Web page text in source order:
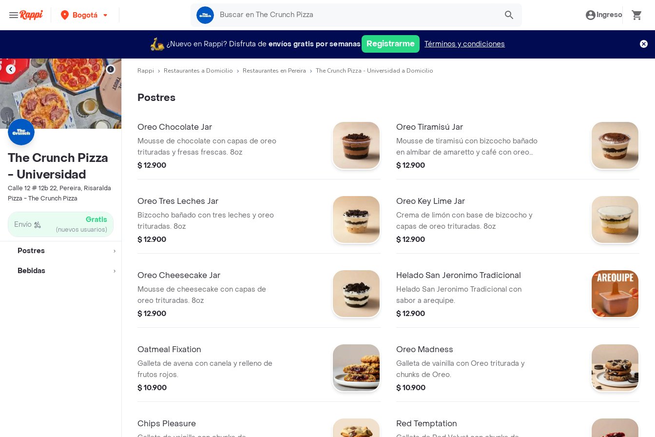
Bogotá Ingreso
¿Nuevo en Rappi? Disfruta de envíos gratis por semanas Registrarme Términos y condiciones
The Crunch Pizza
- Universidad
Calle 12 # 12b 22, Pereira, Risaralda
Pizza - The Crunch Pizza
Envío Gratis
(nuevos usuarios)
Postres
Bebidas
Rappi Restaurantes a Domicilio Restaurantes en Pereira The Crunch Pizza - Universidad a Domicilio
Postres
Oreo Chocolate Jar
Mousse de chocolate con capas de oreo
trituradas y fresas frescas. 8oz
$ 12.900
Oreo Tiramisú Jar
Mousse de tiramisú con bizcocho bañado
en almíbar de amaretto y café con oreo
trituradas. 8oz
$ 12.900
Oreo Tres Leches Jar
Bizcocho bañado con tres leches y oreo
trituradas. 8oz
$ 12.900
Oreo Key Lime Jar
Crema de limón con base de bizcocho y
capas de oreo trituradas. 8oz
$ 12.900
Oreo Cheesecake Jar
Mousse de cheesecake con capas de
oreo trituradas. 8oz
$ 12.900
Helado San Jeronimo Tradicional
Helado San Jeronimo Tradicional con
sabor a arequipe.
$ 12.900
Oatmeal Fixation
Galleta de avena con canela y relleno de
frutos rojos.
$ 10.900
Oreo Madness
Galleta de vainilla con Oreo triturada y
chunks de Oreo.
$ 10.900
Chips Pleasure Red Temptation